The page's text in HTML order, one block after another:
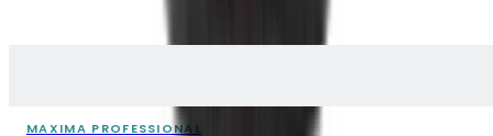
MAXIMA PROFESSIONAL